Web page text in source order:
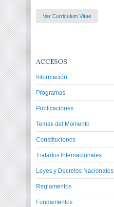
Ver Curriculum Vitae
ACCESOS
Información
Programas
Publicaciones
Temas del Momento
Constituciones
Tratados Internacionales
Leyes y Decretos Nacionales
Reglamentos
Fundamentos